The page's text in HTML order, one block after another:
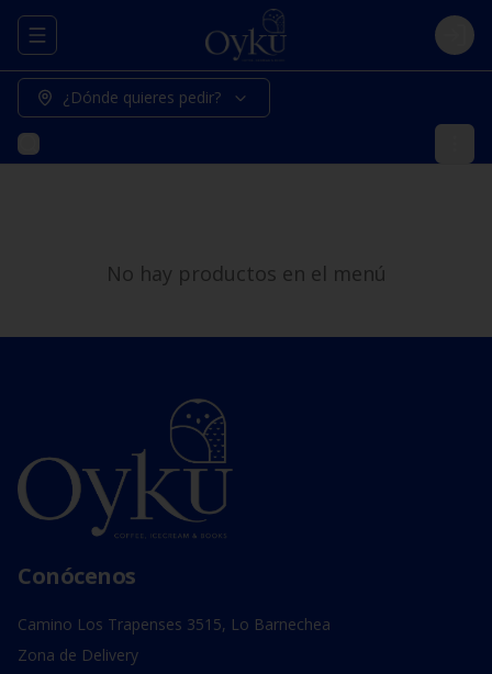
Abrir menu de navegación Login
¿Dónde quieres pedir?
No hay productos en el menú
Conócenos
Camino Los Trapenses 3515, Lo Barnechea
Zona de Delivery